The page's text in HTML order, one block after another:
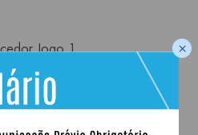
Jogo 1
05
×